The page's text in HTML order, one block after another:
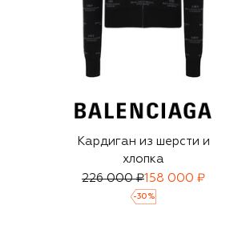
Кардиган из шерсти и
хлопка
226 000 ₽158 000 ₽
-30 %